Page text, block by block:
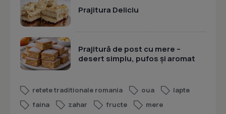
Prajitura Deliciu
Prajitură de post cu mere –
desert simplu, pufos și aromat
retete traditionale romania oua
lapte
faina
zahar fructe
mere